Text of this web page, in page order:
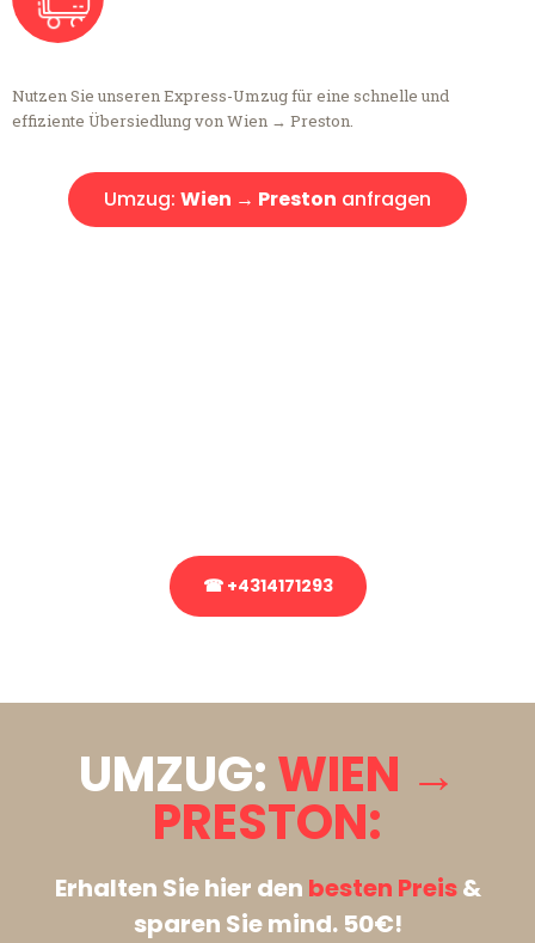
Nutzen Sie unseren Express-Umzug für eine schnelle und
effiziente Übersiedlung von Wien → Preston.
Umzug: Wien → Preston anfragen
☎ +4314171293
UMZUG:WIEN →
PRESTON:
Erhalten Sie hier den besten Preis&
sparen Sie mind. 50€!